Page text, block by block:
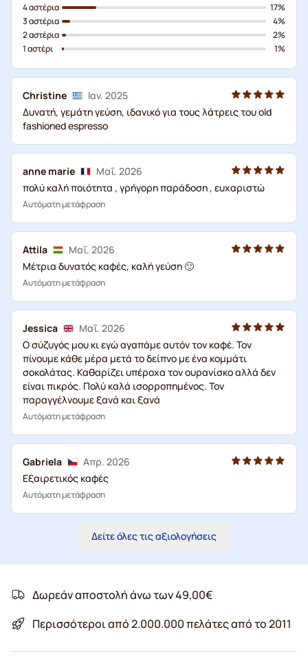
4 αστέρια
3 αστέρια
2 αστέρια
1 αστέρι
17%
4%
2%
1%
Christine
Ιαν. 2025
Δυνατή, γεμάτη γεύση, ιδανικό για τους λάτρεις του old
fashioned espresso
anne marie
Μαΐ. 2026
πολύ καλή ποιότητα , γρήγορη παράδοση , ευχαριστώ
Αυτόματη μετάφραση
Attila
Μαΐ. 2026
Μέτρια δυνατός καφές, καλή γεύση 🙂
Αυτόματη μετάφραση
Jessica
Μαΐ. 2026
Ο σύζυγός μου κι εγώ αγαπάμε αυτόν τον καφέ. Τον
πίνουμε κάθε μέρα μετά το δείπνο με ένα κομμάτι
σοκολάτας. Καθαρίζει υπέροχα τον ουρανίσκο αλλά δεν
είναι πικρός. Πολύ καλά ισορροπημένος. Τον
παραγγέλνουμε ξανά και ξανά
Αυτόματη μετάφραση
Gabriela
Απρ. 2026
Εξαιρετικός καφές
Αυτόματη μετάφραση
Δείτε όλες τις αξιολογήσεις
Δωρεάν αποστολή άνω των 49,00€
Περισσότεροι από 2.000.000 πελάτες από το 2011